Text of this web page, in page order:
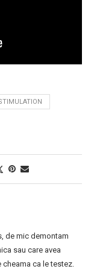
de mic demontam
sau care avea
ca le testez.